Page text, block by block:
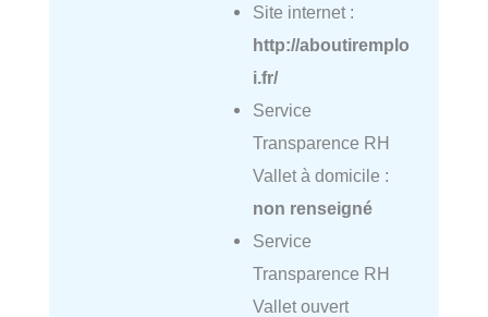
Site internet :
http://aboutiremplo
i.fr/
Service
Transparence RH
Vallet à domicile :
non renseigné
Service
Transparence RH
Vallet ouvert